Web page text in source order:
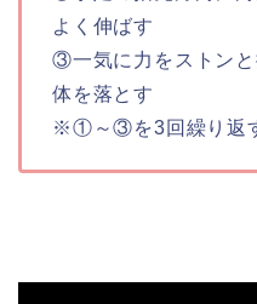
よく伸ばす
③一気に力をストン
体を落とす
※①～③を3回繰り返